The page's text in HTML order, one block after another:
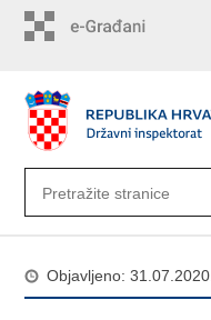
Objavljeno: 31.07.2020.